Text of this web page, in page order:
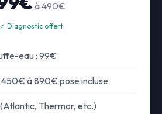
à 490€
✓ Diagnostic offert
eau : 99€
à 890€ pose incluse
Thermor, etc.)